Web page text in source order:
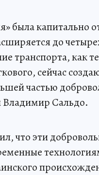
была капитально
до
транспорта, как
сейчас
частью
Владимир Сальдо.
что эти